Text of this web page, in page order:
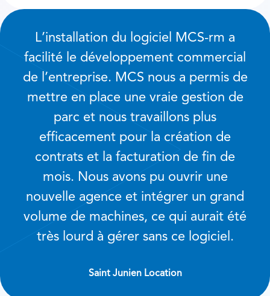
L’installation du logiciel MCS-rm a
facilité le développement commercial
de l’entreprise. MCS nous a permis de
mettre en place une vraie gestion de
parc et nous travaillons plus
efficacement pour la création de
contrats et la facturation de fin de
mois. Nous avons pu ouvrir une
nouvelle agence et intégrer un grand
volume de machines, ce qui aurait été
très lourd à gérer sans ce logiciel.
Saint Junien Location